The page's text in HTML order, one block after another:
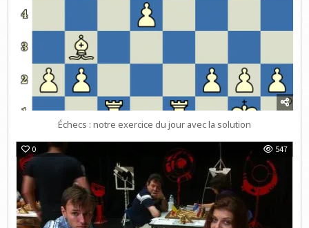
Échecs : notre exercice du jour avec la solution
0 547